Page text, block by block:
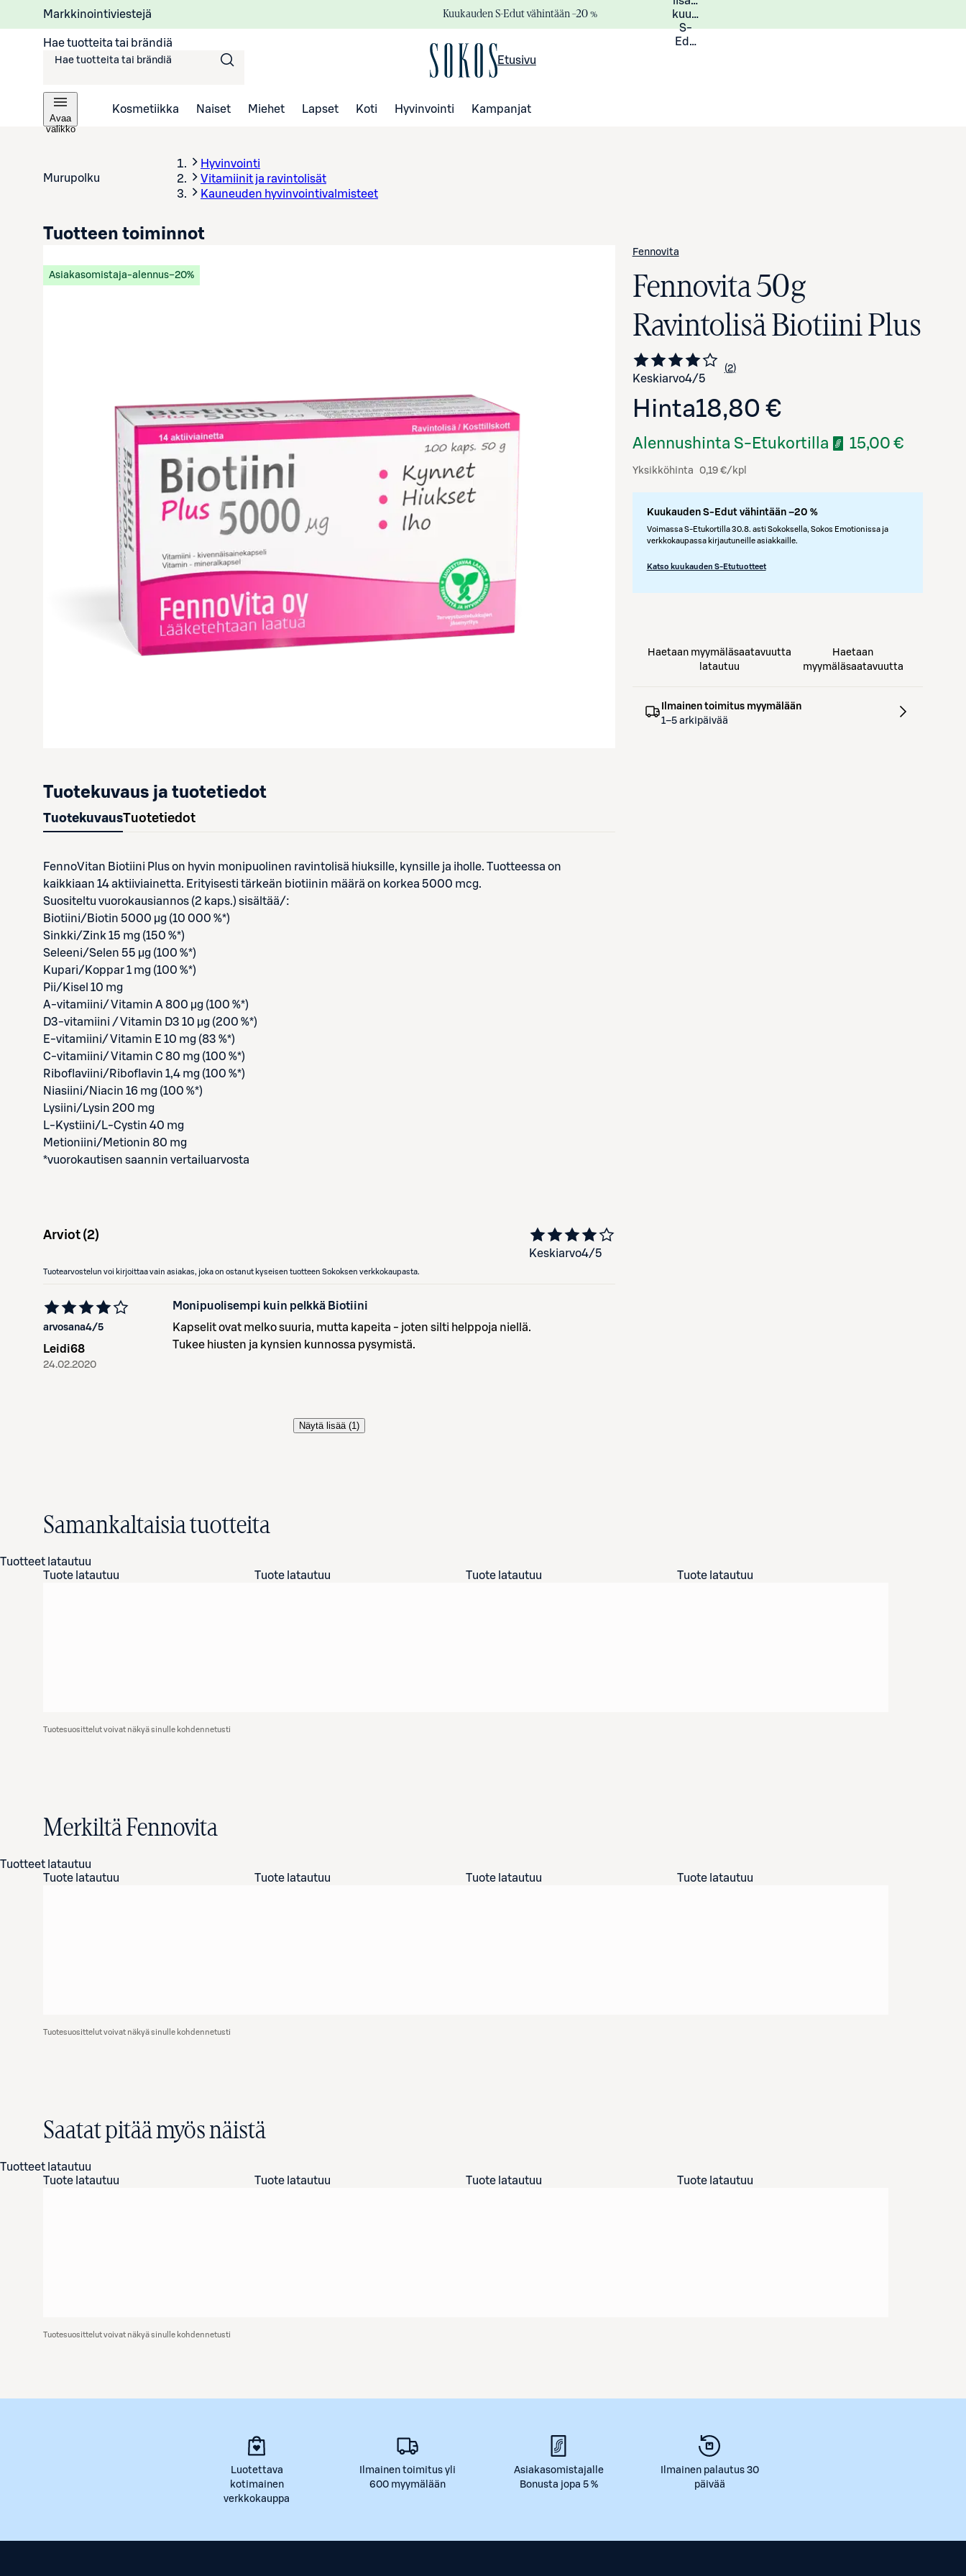
Markkinointiviestejä Kuukauden S-Edut vähintään –20 %
kuukauden
S-
Eduista
Hae tuotteita tai brändiä
Etusivu
Avaa
valikko
Kosmetiikka Naiset Miehet Lapset Koti Hyvinvointi Kampanjat
Murupolku
Hyvinvointi
Vitamiinit ja ravintolisät
Kauneuden hyvinvointivalmisteet
Avaa tuotekuva suurennettuna
Asiakasomistaja-alennus−20%
Fennovita
Fennovita 50g
Ravintolisä Biotiini Plus
Keskiarvo4/5 Siirry arvioihin
2
kappaletta
Hinta18,80 €
Alennushinta S-Etukortilla 15,00 €
Yksikköhinta 0,19 €/kpl
Kuukauden S-Edut vähintään –20 %
Voimassa S-Etukortilla 30.8. asti Sokoksella, Sokos Emotionissa ja
verkkokaupassa kirjautuneille asiakkaille.
Katso kuukauden S-Etutuotteet
Tuotteen toiminnot
Haetaan myymäläsaatavuutta
latautuu
Haetaan
myymäläsaatavuutta
Ilmainen toimitus myymälään
1–5 arkipäivää
Tuotekuvaus ja tuotetiedot
TuotekuvausTuotetiedot
FennoVitan Biotiini Plus on hyvin monipuolinen ravintolisä hiuksille, kynsille ja iholle. Tuotteessa on
kaikkiaan 14 aktiiviainetta. Erityisesti tärkeän biotiinin määrä on korkea 5000 mcg.
Suositeltu vuorokausiannos (2 kaps.) sisältää/:
Biotiini/Biotin 5000 µg (10 000 %*)
Sinkki/Zink 15 mg (150 %*)
Seleeni/Selen 55 µg (100 %*)
Kupari/Koppar 1 mg (100 %*)
Pii/Kisel 10 mg
A-vitamiini/ Vitamin A 800 µg (100 %*)
D3-vitamiini / Vitamin D3 10 µg (200 %*)
E-vitamiini/ Vitamin E 10 mg (83 %*)
C-vitamiini/ Vitamin C 80 mg (100 %*)
Riboflaviini/Riboflavin 1,4 mg (100 %*)
Niasiini/Niacin 16 mg (100 %*)
Lysiini/Lysin 200 mg
L-Kystiini/L-Cystin 40 mg
Metioniini/Metionin 80 mg
*vuorokautisen saannin vertailuarvosta
Arviot (2)
Keskiarvo4/5
Tuotearvostelun voi kirjoittaa vain asiakas, joka on ostanut kyseisen tuotteen Sokoksen verkkokaupasta.
arvosana4/5
Leidi68
24.02.2020
Monipuolisempi kuin pelkkä Biotiini
Kapselit ovat melko suuria, mutta kapeita - joten silti helppoja niellä.
Tukee hiusten ja kynsien kunnossa pysymistä.
Näytä lisää (1)
Samankaltaisia tuotteita
Tuotteet latautuu
Tuote latautuu
Tuote latautuu Tuote latautuu Tuote latautuu
Tuotesuosittelut voivat näkyä sinulle kohdennetusti
Merkiltä Fennovita
Tuotteet latautuu
Tuote latautuu
Tuote latautuu Tuote latautuu Tuote latautuu
Tuotesuosittelut voivat näkyä sinulle kohdennetusti
Saatat pitää myös näistä
Tuotteet latautuu
Tuote latautuu
Tuote latautuu Tuote latautuu Tuote latautuu
Tuotesuosittelut voivat näkyä sinulle kohdennetusti
Luotettava
kotimainen
verkkokauppa
Ilmainen toimitus yli
600 myymälään
Asiakasomistajalle
Bonusta jopa 5 %
Ilmainen palautus 30
päivää